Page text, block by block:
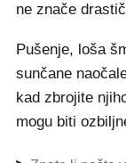
ne znače
Pušenje, loša
sunčane
kad zbrojite
mogu biti